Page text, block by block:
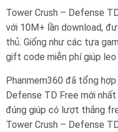
Tower Crush – Defense
với 10M+ lần download,
thủ. Giống như các tựa
gift code miễn phí giúp leo
Phanmem360 đã tổng
Defense TD Free mới
đúng giúp có lượt thắng
Tower Crush – Defense